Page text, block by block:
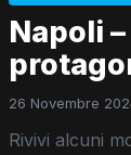
Napoli
26 Novembre
Rivivi alcuni